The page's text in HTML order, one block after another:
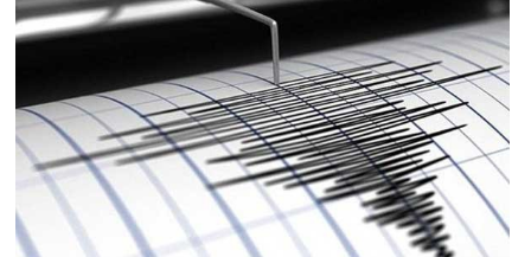
وسفر
أخبار
البرلمان
المغربي